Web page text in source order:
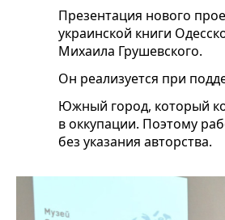
Презентация нового
украинской книги
Михаила Грушевского.
Он реализуется при
Южный город, который
в оккупации. Поэтому
без указания авторства.